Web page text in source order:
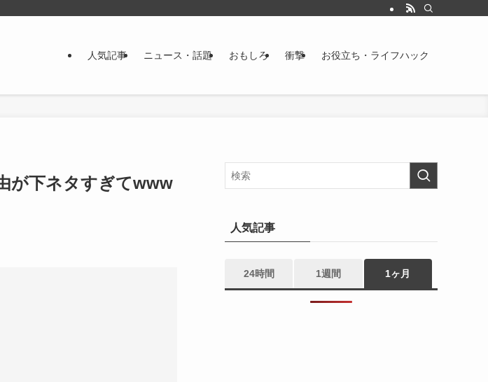
人気記事 ニュース・話題 おもしろ 衝撃 お役立ち・ライフハック
が下ネタすぎてwww
人気記事
24時間 1週間 1ヶ月